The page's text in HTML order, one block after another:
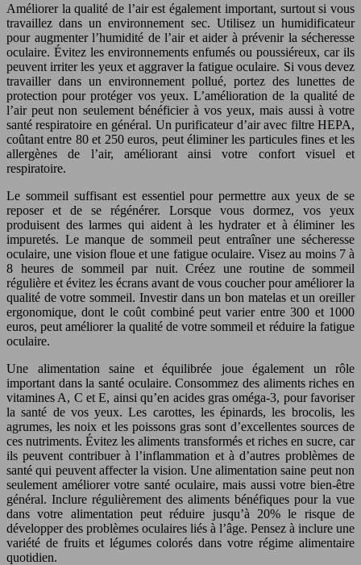
Améliorer la qualité de l’air est également important, surtout si vous
travaillez dans un environnement sec. Utilisez un humidificateur
pour augmenter l’humidité de l’air et aider à prévenir la sécheresse
oculaire. Évitez les environnements enfumés ou poussiéreux, car ils
peuvent irriter les yeux et aggraver la fatigue oculaire. Si vous devez
travailler dans un environnement pollué, portez des lunettes de
protection pour protéger vos yeux. L’amélioration de la qualité de
l’air peut non seulement bénéficier à vos yeux, mais aussi à votre
santé respiratoire en général. Un purificateur d’air avec filtre HEPA,
coûtant entre 80 et 250 euros, peut éliminer les particules fines et les
allergènes de l’air, améliorant ainsi votre confort visuel et
respiratoire.
Le sommeil suffisant est essentiel pour permettre aux yeux de se
reposer et de se régénérer. Lorsque vous dormez, vos yeux
produisent des larmes qui aident à les hydrater et à éliminer les
impuretés. Le manque de sommeil peut entraîner une sécheresse
oculaire, une vision floue et une fatigue oculaire. Visez au moins 7 à
8 heures de sommeil par nuit. Créez une routine de sommeil
régulière et évitez les écrans avant de vous coucher pour améliorer la
qualité de votre sommeil. Investir dans un bon matelas et un oreiller
ergonomique, dont le coût combiné peut varier entre 300 et 1000
euros, peut améliorer la qualité de votre sommeil et réduire la fatigue
oculaire.
Une alimentation saine et équilibrée joue également un rôle
important dans la santé oculaire. Consommez des aliments riches en
vitamines A, C et E, ainsi qu’en acides gras oméga-3, pour favoriser
la santé de vos yeux. Les carottes, les épinards, les brocolis, les
agrumes, les noix et les poissons gras sont d’excellentes sources de
ces nutriments. Évitez les aliments transformés et riches en sucre, car
ils peuvent contribuer à l’inflammation et à d’autres problèmes de
santé qui peuvent affecter la vision. Une alimentation saine peut non
seulement améliorer votre santé oculaire, mais aussi votre bien-être
général. Inclure régulièrement des aliments bénéfiques pour la vue
dans votre alimentation peut réduire jusqu’à 20% le risque de
développer des problèmes oculaires liés à l’âge. Pensez à inclure une
variété de fruits et légumes colorés dans votre régime alimentaire
quotidien.